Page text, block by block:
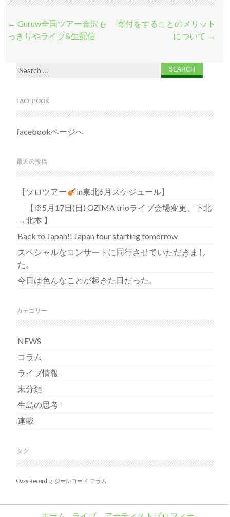
投稿ナビゲーション
← Guruw全国ツアー金沢も
っきりやライブ&生配信
寄付をすることのメリット
について →
Search for:
FACEBOOK
facebookページへ
最近の投稿
【ソロツアー
in東北6月スケジュール】
【※5月17日(日) OZIMA trioライブ会場変更、下北
→北本 】
Back to Japan!! Japan tour starting tomorrow
スペシャルなコンサートに同行させていただきまし
た。
今日は色んなことが起きた日だった。
カテゴリー
NEWS
コラム
ライブ情報
未分類
生島の思考
連載
タグ
Ozzy Record オジーレコード コラム